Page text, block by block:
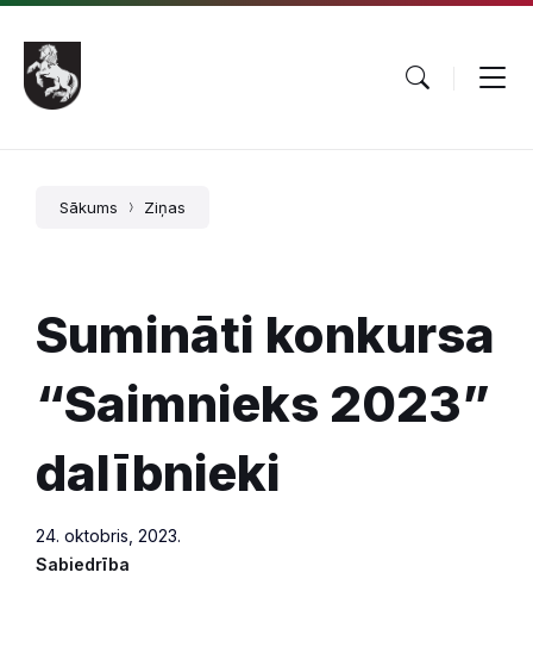
Pāriet
saturu
Skip
main
navigation
Skip
footer
Sākums Ziņas
Sumināti konkursa
“Saimnieks 2023”
dalībnieki
24. oktobris, 2023.
Sabiedrība